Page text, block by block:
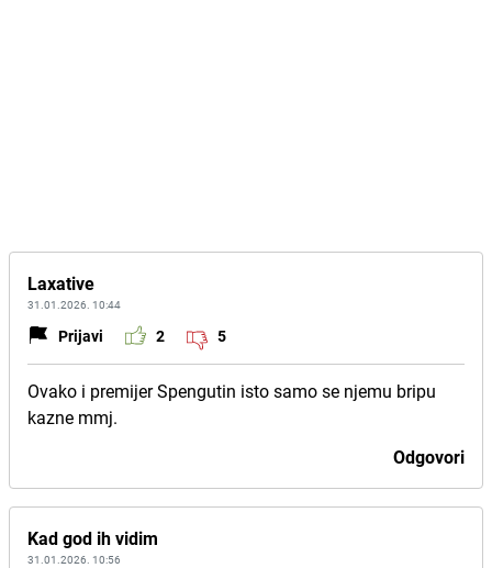
Laxative
31.01.2026. 10:44
Prijavi 2 5
Ovako i premijer Spengutin isto samo se njemu bripu
kazne mmj.
Odgovori
Kad god ih vidim
31.01.2026. 10:56